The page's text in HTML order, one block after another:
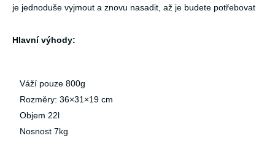
je jednoduše vyjmout a znovu nasadit, až je budete potřebovat
Hlavní výhody:
Váží pouze 800g
Rozměry: 36×31×19 cm
Objem 22l
Nosnost 7kg